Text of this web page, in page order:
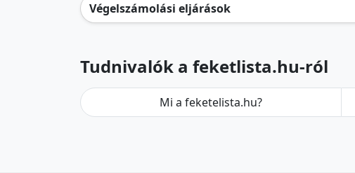
Végelszámolási eljárások
Tudnivalók a feketlista.hu-ról
Mi a feketelista.hu?